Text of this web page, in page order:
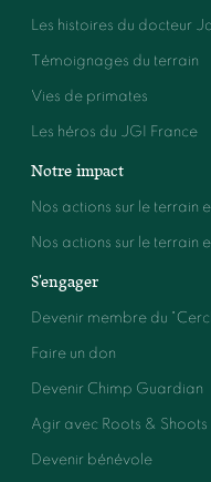
Les histoires du docteur
Témoignages du terrain
Vies de primates
Les héros du JGI France
Notre impact
Nos actions sur le terrain
Nos actions sur le terrain
S'engager
Devenir membre du
Faire un don
Devenir Chimp Guardian
Agir avec Roots & Shoots
Devenir bénévole